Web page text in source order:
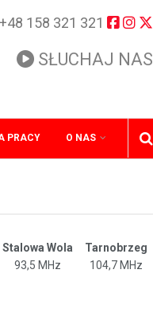
+48 158 321 321
SŁUCHAJ NAS
PRACY O NAS
Stalowa Wola
Tarnobrzeg
93,5 MHz 104,7 MHz